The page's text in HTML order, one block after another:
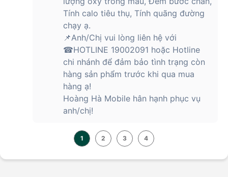
Tính calo tiêu thụ, Tính quãng đường
chạy ạ.
📌Anh/Chị vui lòng liên hệ với
☎HOTLINE 19002091 hoặc Hotline
chi nhánh để đảm bảo tình trạng còn
hàng sản phẩm trước khi qua mua
hàng ạ!
Hoàng Hà Mobile hân hạnh phục vụ
anh/chị!
1 2 3 4